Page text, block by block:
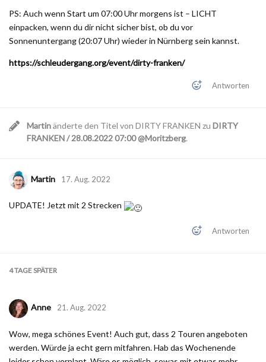
PS: Auch wenn Start um 07:00 Uhr morgens ist – LICHT
einpacken, wenn du dir nicht sicher bist, ob du vor
Sonnenuntergang (20:07 Uhr) wieder in Nürnberg sein kannst.
https://schleudergang.org/event/dirty-franken/
Antworten
Martinänderte den Titel von DIRTY FRANKEN zu DIRTY
FRANKEN / 28.08.2022 07:00 @Moritzberg.
Martin 17. Aug. 2022
UPDATE! Jetzt mit 2 Strecken
Antworten
4 TAGESPÄTER
Anne 21. Aug. 2022
Wow, mega schönes Event! Auch gut, dass 2 Touren angeboten
werden. Würde ja echt gern mitfahren. Hab das Wochenende